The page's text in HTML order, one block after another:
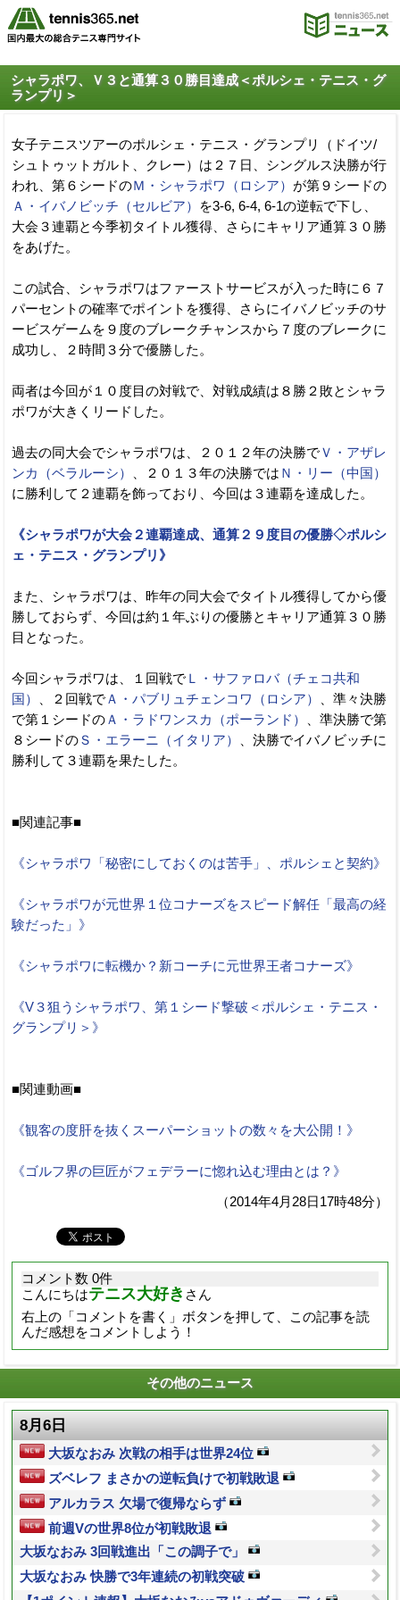
シャラポワ、Ｖ３と通算３０勝目達成＜ポルシェ・テニス・グ
ランプリ＞
女子テニスツアーのポルシェ・テニス・グランプリ（ドイツ/
シュトゥットガルト、クレー）は２７日、シングルス決勝が行
われ、第６シードのＭ・シャラポワ（ロシア） が第９シードの
Ａ・イバノビッチ（セルビア）
を3-6, 6-4, 6-1の逆転で下し、
大会３連覇と今季初タイトル獲得、さらにキャリア通算３０勝
をあげた。
この試合、シャラポワはファーストサービスが入った時に６７
パーセントの確率でポイントを獲得、さらにイバノビッチのサ
ービスゲームを９度のブレークチャンスから７度のブレークに
成功し、２時間３分で優勝した。
両者は今回が１０度目の対戦で、対戦成績は８勝２敗とシャラ
ポワが大きくリードした。
過去の同大会でシャラポワは、２０１２年の決勝でＶ・アザレ
ンカ（ベラルーシ）
、２０１３年の決勝では Ｎ・リー（中国）
に勝利して２連覇を飾っており、今回は３連覇を達成した。
《シャラポワが大会２連覇達成、通算２９度目の優勝◇ポルシ
ェ・テニス・グランプリ》
また、シャラポワは、昨年の同大会でタイトル獲得してから優
勝しておらず、今回は約１年ぶりの優勝とキャリア通算３０勝
目となった。
今回シャラポワは、１回戦で Ｌ・サファロバ（チェコ共和
国）
、２回戦でＡ・パブリュチェンコワ（ロシア）
、準々決勝
で第１シードのＡ・ラドワンスカ（ポーランド）
、準決勝で第
８シードのＳ・エラーニ（イタリア）
、決勝でイバノビッチに
勝利して３連覇を果たした。
■関連記事■
《シャラポワ「秘密にしておくのは苦手」、ポルシェと契約》
《シャラポワが元世界１位コナーズをスピード解任「最高の経
験だった」》
《シャラポワに転機か？新コーチに元世界王者コナーズ》
《V３狙うシャラポワ、第１シード撃破＜ポルシェ・テニス・
グランプリ＞》
■関連動画■
《観客の度肝を抜くスーパーショットの数々を大公開！》
《ゴルフ界の巨匠がフェデラーに惚れ込む理由とは？》
（2014年4月28日17時48分）
コメント数 0件
こんにちはテニス大好き さん
右上の「コメントを書く」ボタンを押して、この記事を読
んだ感想をコメントしよう！
その他のニュース
8月6日
大坂なおみ 次戦の相手は世界24位
ズベレフ まさかの逆転負けで初戦敗退
アルカラス 欠場で復帰ならず
前週Vの世界8位が初戦敗退
大坂なおみ 3回戦進出「この調子で」
大坂なおみ 快勝で3年連続の初戦突破